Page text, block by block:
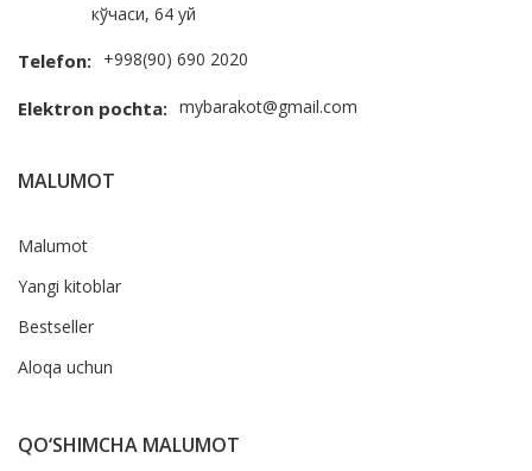
кўчаси, 64 уй
Telefon: +998(90) 690 2020
Elektron pochta: mybarakot@gmail.com
MALUMOT
Malumot
Yangi kitoblar
Bestseller
Aloqa uchun
QO‘SHIMCHA MALUMOT